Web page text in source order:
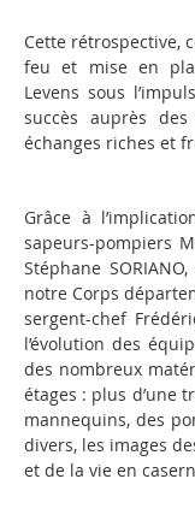
Cette rétrospective,
feu et mise en
Levens sous
succès auprès
échanges riches et
Grâce à
sapeurs-pompiers
Stéphane
notre Corps
sergent-chef
l’évolution des
des nombreux
étages : plus d’une
mannequins, des
divers, les images
et de la vie en